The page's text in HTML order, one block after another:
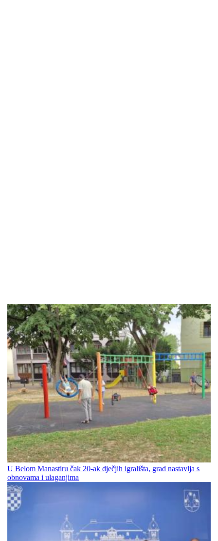
U Belom Manastiru čak 20-ak dječjih igrališta, grad nastavlja s
obnovama i ulaganjima